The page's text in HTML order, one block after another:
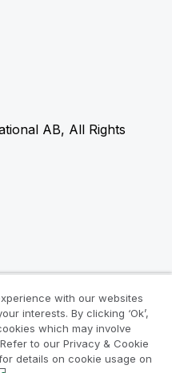
AB, All Rights
with our websites
interests. By clicking ‘Ok’,
which may involve
to our Privacy & Cookie
details on cookie usage on